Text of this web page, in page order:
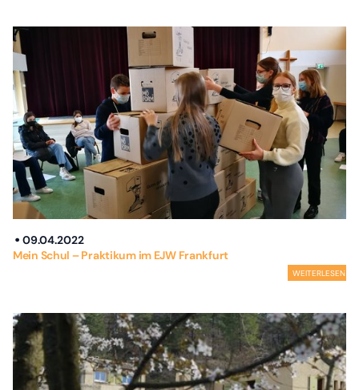
09.04.2022
Mein Schul – Praktikum im EJW Frankfurt
WEITERLESEN